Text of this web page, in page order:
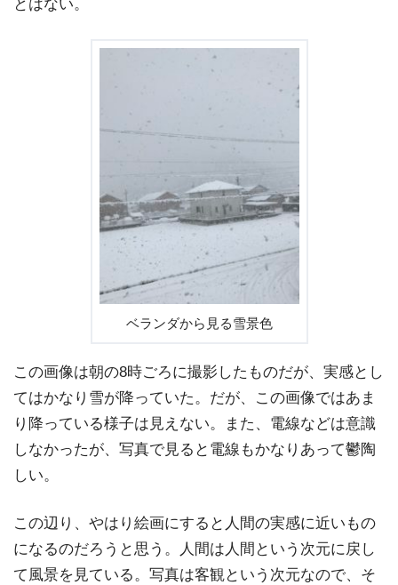
とはない。
ベランダから見る雪景色
この画像は朝の8時ごろに撮影したものだが、実感とし
てはかなり雪が降っていた。だが、この画像ではあま
り降っている様子は見えない。また、電線などは意識
しなかったが、写真で見ると電線もかなりあって鬱陶
しい。
この辺り、やはり絵画にすると人間の実感に近いもの
になるのだろうと思う。人間は人間という次元に戻し
て風景を見ている。写真は客観という次元なので、そ